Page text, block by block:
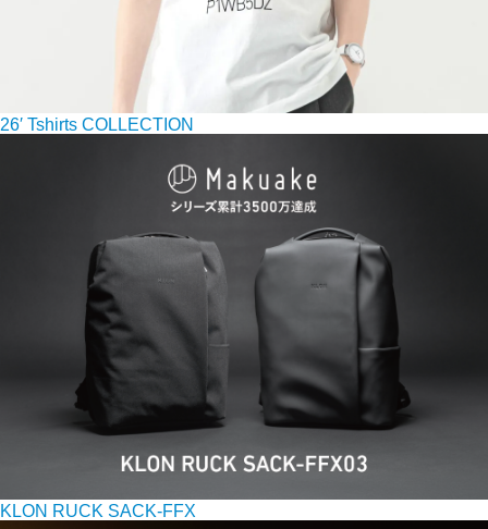
26′ Tshirts COLLECTION
KLON RUCK SACK-FFX